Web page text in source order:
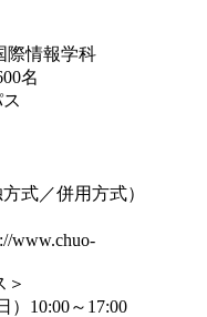
際情報学科
名
式／併用方式）
www.chuo-
＞
）10:00～17:00